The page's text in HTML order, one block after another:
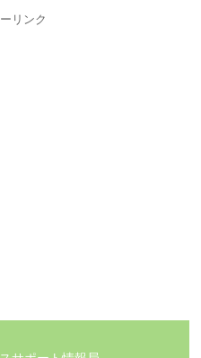
リンク